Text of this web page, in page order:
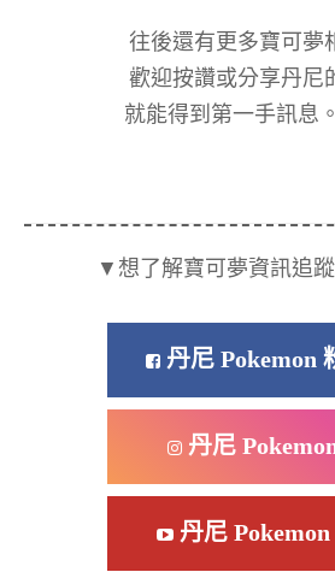
往後還有更多寶可夢
歡迎按讚或分享丹尼
就能得到第一手訊息。
▼想了解寶可夢資訊追
丹尼 Pokemon
丹尼
丹尼 Pokemon